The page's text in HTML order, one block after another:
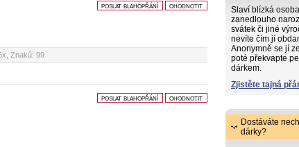
poslat blahopřání ohodnotit
Znaků: 99
poslat blahopřání ohodnotit
Slaví blízká osoba
zanedlouho
svátek či jiné
nevíte čím jí
Anonymně se jí
poté překvapte
dárkem.
Zjistěte tajná
Dostáváte
dárky?